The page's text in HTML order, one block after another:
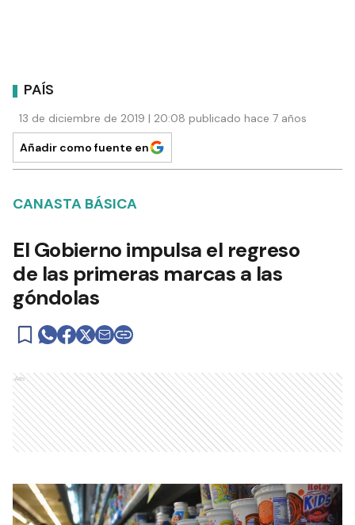
PAÍS
13 de diciembre de 2019 | 20:08 publicado hace 7 años
Añadir como fuente en
CANASTA BÁSICA
El Gobierno impulsa el regreso
de las primeras marcas a las
góndolas
Ads